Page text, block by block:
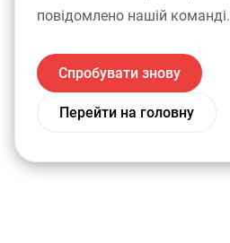
повідомлено нашій команді.
Спробувати знову
Перейти на головну